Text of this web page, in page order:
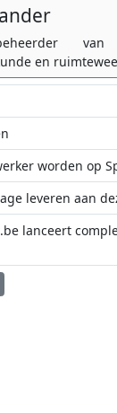
van
en
worden op
leveren aan
lanceert
Hoe kunt u een